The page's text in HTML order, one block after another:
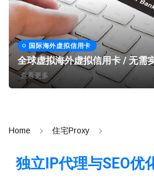
国际海外虚拟信用卡
全球虚拟海外虚拟信用卡 / 无需
查看更多
Home 住宅Proxy
独立IP代理与SEO优